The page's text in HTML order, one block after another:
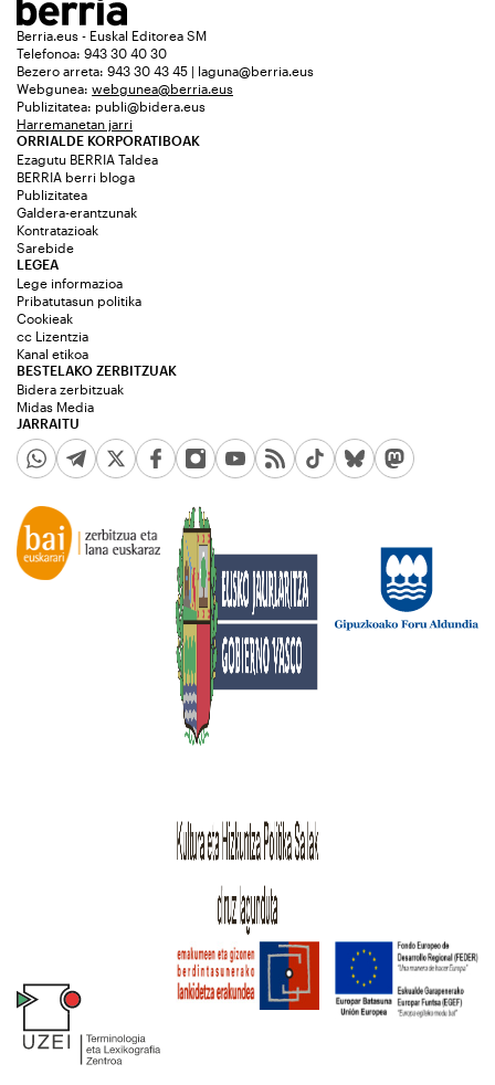
Berria.eus - Euskal Editorea SM
Telefonoa: 943 30 40 30
Bezero arreta: 943 30 43 45 | laguna@berria.eus
Webgunea: webgunea@berria.eus
Publizitatea: publi@bidera.eus
Harremanetan jarri
ORRIALDE KORPORATIBOAK
Ezagutu BERRIA Taldea
BERRIA berri bloga
Publizitatea
Galdera-erantzunak
Kontratazioak
Sarebide
JARRAITU
LEGEA
Lege informazioa
Pribatutasun politika
Cookieak
cc Lizentzia
Kanal etikoa
BESTELAKO ZERBITZUAK
Bidera zerbitzuak
Midas Media